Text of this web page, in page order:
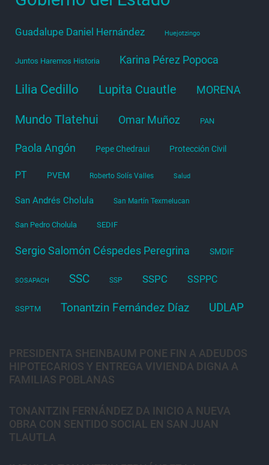
Guadalupe Daniel Hernández Huejotzingo
Juntos Haremos Historia Karina Pérez Popoca
Lilia Cedillo Lupita Cuautle MORENA
Mundo Tlatehui Omar Muñoz PAN
Paola Angón Pepe Chedraui Protección Civil
PT PVEM Roberto Solís Valles Salud
San Andrés Cholula San Martín Texmelucan
San Pedro Cholula SEDIF
Sergio Salomón Céspedes Peregrina SMDIF
SOSAPACH SSC SSP SSPC SSPPC
SSPTM Tonantzin Fernández Díaz UDLAP
PRESIDENTA SHEINBAUM PONE FIN A ADEUDOS
HIPOTECARIOS Y ENTREGA VIVIENDA DIGNA A
FAMILIAS POBLANAS
TONANTZIN FERNÁNDEZ DA INICIO A NUEVA
OBRA CON SENTIDO SOCIAL EN SAN JUAN
TLAUTLA